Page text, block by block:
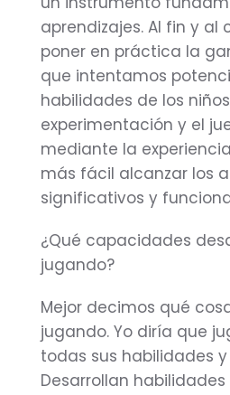
aprendizajes. Al fin y al
poner en práctica la
que intentamos
habilidades de los
experimentación y el
mediante la
más fácil alcanzar los
significativos y
¿Qué capacidades
jugando?
Mejor decimos qué
jugando. Yo diría que
todas sus habilidades
Desarrollan